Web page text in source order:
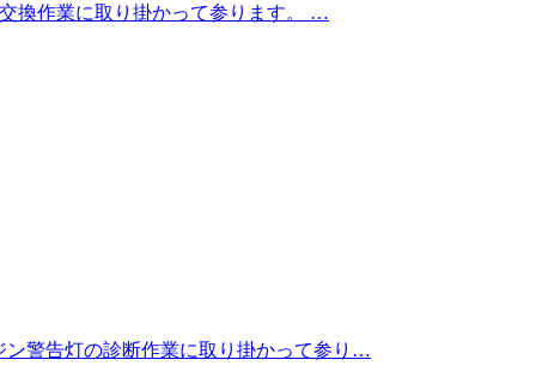
作業に取り掛かって参ります。 …
警告灯の診断作業に取り掛かって参り…